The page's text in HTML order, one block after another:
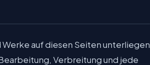
auf diesen Seiten unterliegen
Verbreitung und jede